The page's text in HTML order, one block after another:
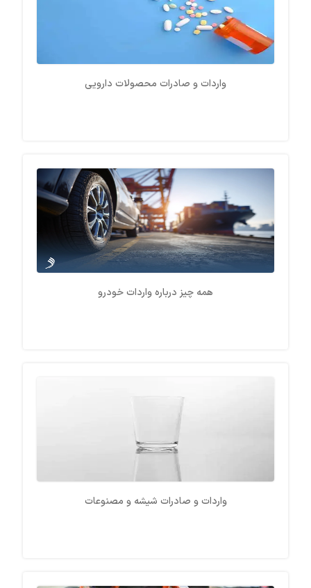
واردات و صادرات محصولات دارویی
همه چیز درباره واردات خودرو
واردات و صادرات شیشه و مصنوعات